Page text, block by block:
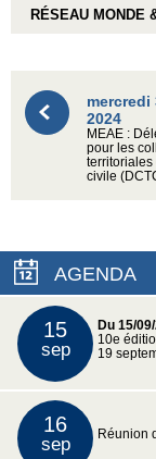
RÉSEAU MONDE
mercredi
2024
MEAE :
pour les
territoriales
civile
AGENDA
15
sep
Du 15/
10e
19
16
sep Réunion